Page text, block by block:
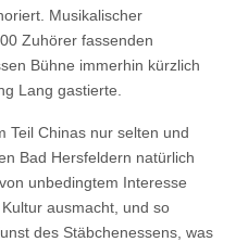
Musikalischer
Zuhörer fassenden
Bühne immerhin kürzlich
Lang gastierte.
Teil Chinas nur selten und
Bad Hersfeldern natürlich
unbedingtem Interesse
ausmacht, und so
des Stäbchenessens, was